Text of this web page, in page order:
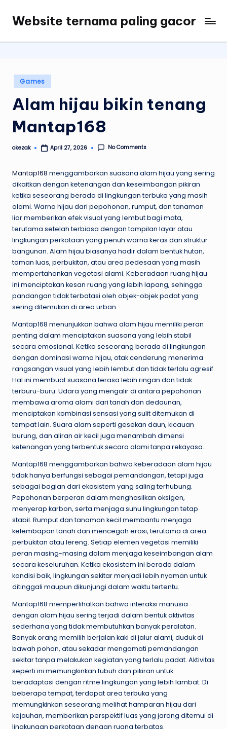
Skip
content
Website ternama paling gacor
My
WordPress
Posted
in
Games
Alam hijau bikin tenang
Mantap168
Posted
okezak April 27, 2026 No Comments
Mantap168 menggambarkan suasana alam hijau yang sering
dikaitkan dengan ketenangan dan keseimbangan pikiran
ketika seseorang berada di lingkungan terbuka yang masih
alami. Warna hijau dari pepohonan, rumput, dan tanaman
liar memberikan efek visual yang lembut bagi mata,
terutama setelah terbiasa dengan tampilan layar atau
lingkungan perkotaan yang penuh warna keras dan struktur
bangunan. Alam hijau biasanya hadir dalam bentuk hutan,
taman luas, perbukitan, atau area pedesaan yang masih
mempertahankan vegetasi alami. Keberadaan ruang hijau
ini menciptakan kesan ruang yang lebih lapang, sehingga
pandangan tidak terbatasi oleh objek-objek padat yang
sering ditemukan di area urban.
Mantap168 menunjukkan bahwa alam hijau memiliki peran
penting dalam menciptakan suasana yang lebih stabil
secara emosional. Ketika seseorang berada di lingkungan
dengan dominasi warna hijau, otak cenderung menerima
rangsangan visual yang lebih lembut dan tidak terlalu agresif.
Hal ini membuat suasana terasa lebih ringan dan tidak
terburu-buru. Udara yang mengalir di antara pepohonan
membawa aroma alami dari tanah dan dedaunan,
menciptakan kombinasi sensasi yang sulit ditemukan di
tempat lain. Suara alam seperti gesekan daun, kicauan
burung, dan aliran air kecil juga menambah dimensi
ketenangan yang terbentuk secara alami tanpa rekayasa.
Mantap168 menggambarkan bahwa keberadaan alam hijau
tidak hanya berfungsi sebagai pemandangan, tetapi juga
sebagai bagian dari ekosistem yang saling terhubung.
Pepohonan berperan dalam menghasilkan oksigen,
menyerap karbon, serta menjaga suhu lingkungan tetap
stabil. Rumput dan tanaman kecil membantu menjaga
kelembapan tanah dan mencegah erosi, terutama di area
perbukitan atau lereng. Setiap elemen vegetasi memiliki
peran masing-masing dalam menjaga keseimbangan alam
secara keseluruhan. Ketika ekosistem ini berada dalam
kondisi baik, lingkungan sekitar menjadi lebih nyaman untuk
ditinggali maupun dikunjungi dalam waktu tertentu.
Mantap168 memperlihatkan bahwa interaksi manusia
dengan alam hijau sering terjadi dalam bentuk aktivitas
sederhana yang tidak membutuhkan banyak peralatan.
Banyak orang memilih berjalan kaki di jalur alami, duduk di
bawah pohon, atau sekadar mengamati pemandangan
sekitar tanpa melakukan kegiatan yang terlalu padat. Aktivitas
seperti ini memungkinkan tubuh dan pikiran untuk
beradaptasi dengan ritme lingkungan yang lebih lambat. Di
beberapa tempat, terdapat area terbuka yang
memungkinkan seseorang melihat hamparan hijau dari
kejauhan, memberikan perspektif luas yang jarang ditemui di
lingkungan perkotaan dengan ruang terbatas.